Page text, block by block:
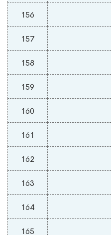
156
157
158
159
160
161
162
163
164
165